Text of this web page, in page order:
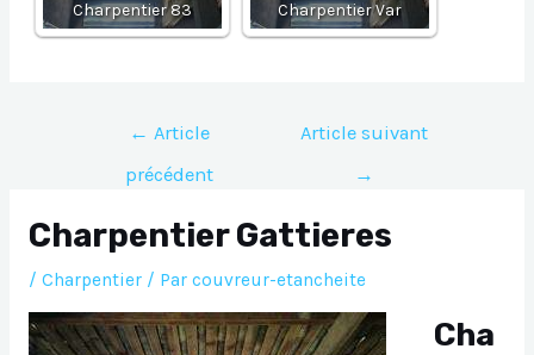
Charpentier 83 Charpentier Var
Navigation
l’article
← Article
précédent
Article suivant
→
Charpentier Gattieres
/ Charpentier/ Par couvreur-etancheite
Cha